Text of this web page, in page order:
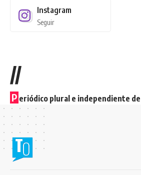
Instagram
Seguir
//
P eriódico plural e independiente